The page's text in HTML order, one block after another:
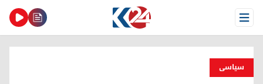
Open Menu
سیاسی